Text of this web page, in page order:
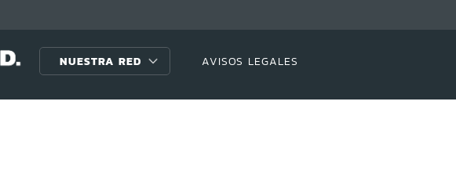
NUESTRA RED AVISOS LEGALES